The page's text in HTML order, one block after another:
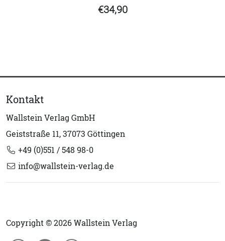
€34,90
Kontakt
Wallstein Verlag GmbH
Geiststraße 11, 37073 Göttingen
+49 (0)551 / 548 98-0
info@wallstein-verlag.de
Copyright © 2026 Wallstein Verlag